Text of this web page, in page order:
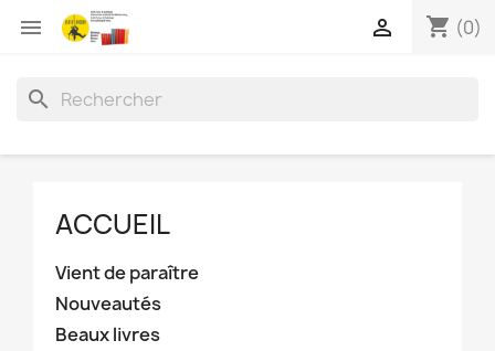
 shopping_cart (0)

search
ACCUEIL
Vient de paraître
Nouveautés
Beaux livres